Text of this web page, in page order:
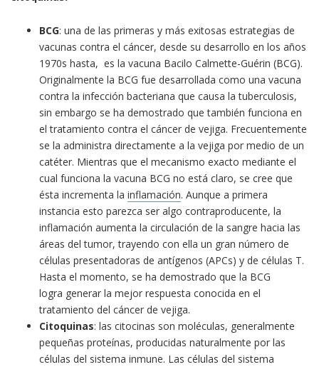
BCG: una de las primeras y más exitosas estrategias de
vacunas contra el cáncer, desde su desarrollo en los años
1970s hasta, es la vacuna Bacilo Calmette-Guérin (BCG).
Originalmente la BCG fue desarrollada como una vacuna
contra la infección bacteriana que causa la tuberculosis,
sin embargo se ha demostrado que también funciona en
el tratamiento contra el cáncer de vejiga. Frecuentemente
se la administra directamente a la vejiga por medio de un
catéter. Mientras que el mecanismo exacto mediante el
cual funciona la vacuna BCG no está claro, se cree que
ésta incrementa la inflamación. Aunque a primera
instancia esto parezca ser algo contraproducente, la
inflamación aumenta la circulación de la sangre hacia las
áreas del tumor, trayendo con ella un gran número de
células presentadoras de antígenos (APCs) y de células T.
Hasta el momento, se ha demostrado que la BCG
logra generar la mejor respuesta conocida en el
tratamiento del cáncer de vejiga.
Citoquinas: las citocinas son moléculas, generalmente
pequeñas proteínas, producidas naturalmente por las
células del sistema inmune. Las células del sistema